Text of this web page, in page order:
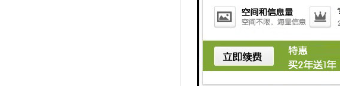
作，一般注册资金范围3-50万。
北京注册公司需要多少钱
核名：